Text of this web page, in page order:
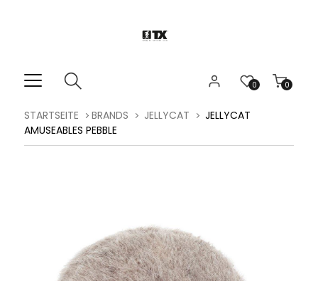
0
0
STARTSEITE BRANDS JELLYCAT
JELLYCAT
AMUSEABLES PEBBLE